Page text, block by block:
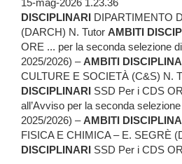
15-mag-2026 1.23.36
DISCIPLINARI DIPARTIMENTO
(DARCH) N. Tutor AMBITI
ORE ... per la seconda selezione
2025/2026) –AMBITI
CULTURE E SOCIETÀ (C&S) N.
DISCIPLINARI SSD Per i CDS
all’Avviso per la seconda
2025/2026) –AMBITI
FISICA E CHIMICA – E. SEGRÈ
DISCIPLINARI SSD Per i CDS